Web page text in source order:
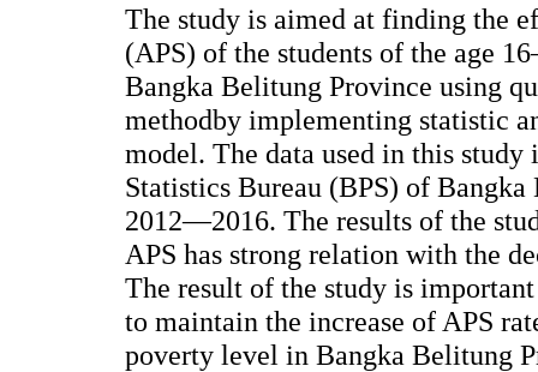
The study is aimed at finding the
(APS) of the students of the age
Bangka Belitung Province using
methodby implementing statistic
model. The data used in this
Statistics Bureau (BPS) of
2012—2016. The results of the
APS has strong relation with the
The result of the study is
to maintain the increase of APS
poverty level in Bangka Belitung